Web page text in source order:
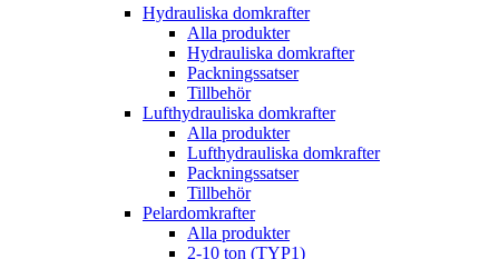
Hydrauliska domkrafter
Alla produkter
Hydrauliska domkrafter
Packningssatser
Tillbehör
Lufthydrauliska domkrafter
Alla produkter
Lufthydrauliska domkrafter
Packningssatser
Tillbehör
Pelardomkrafter
Alla produkter
2-10 ton (TYP1)